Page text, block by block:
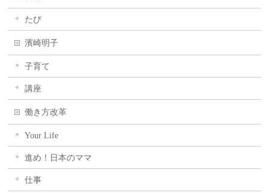
たび
濱崎明子
子育て
講座
働き方改革
Your Life
進め！日本のママ
仕事